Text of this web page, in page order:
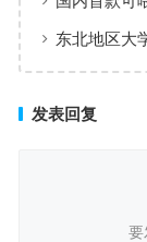
东北地区大
发表回复
要